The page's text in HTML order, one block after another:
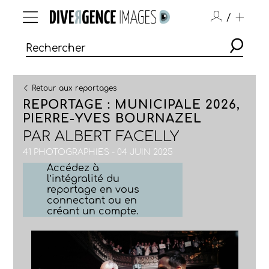
/
Retour aux reportages
REPORTAGE : MUNICIPALE 2026,
PIERRE-YVES BOURNAZEL
PARALBERT FACELLY
41 PHOTOGRAPHIES - 04 JUIN 2025
Accédez à
l’intégralité du
reportage en vous
connectant ou en
créant un compte.